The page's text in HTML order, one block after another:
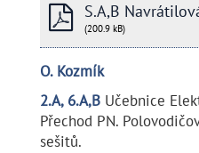
S.A,B
(200.9 kB)
O. Kozmík
2.A, 6.A,B Učebnice
Přechod PN.
sešitů.